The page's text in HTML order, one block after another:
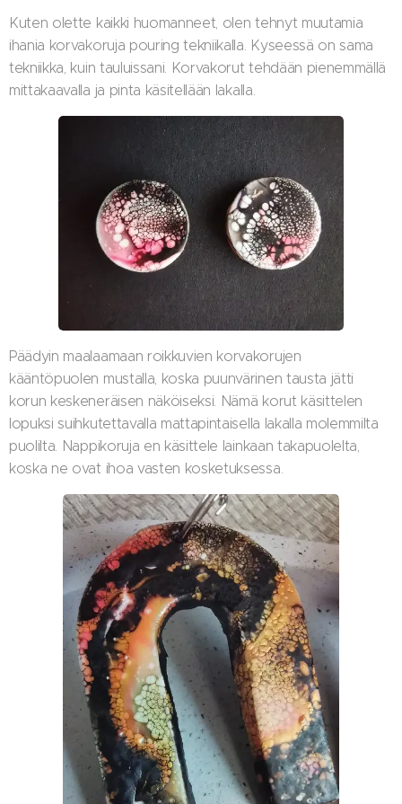
Kuten olette kaikki huomanneet, olen tehnyt muutamia
ihania korvakoruja pouring tekniikalla. Kyseessä on sama
tekniikka, kuin tauluissani. Korvakorut tehdään pienemmällä
mittakaavalla ja pinta käsitellään lakalla.
Päädyin maalaamaan roikkuvien korvakorujen
kääntöpuolen mustalla, koska puunvärinen tausta jätti
korun keskeneräisen näköiseksi. Nämä korut käsittelen
lopuksi suihkutettavalla mattapintaisella lakalla molemmilta
puolilta. Nappikoruja en käsittele lainkaan takapuolelta,
koska ne ovat ihoa vasten kosketuksessa.